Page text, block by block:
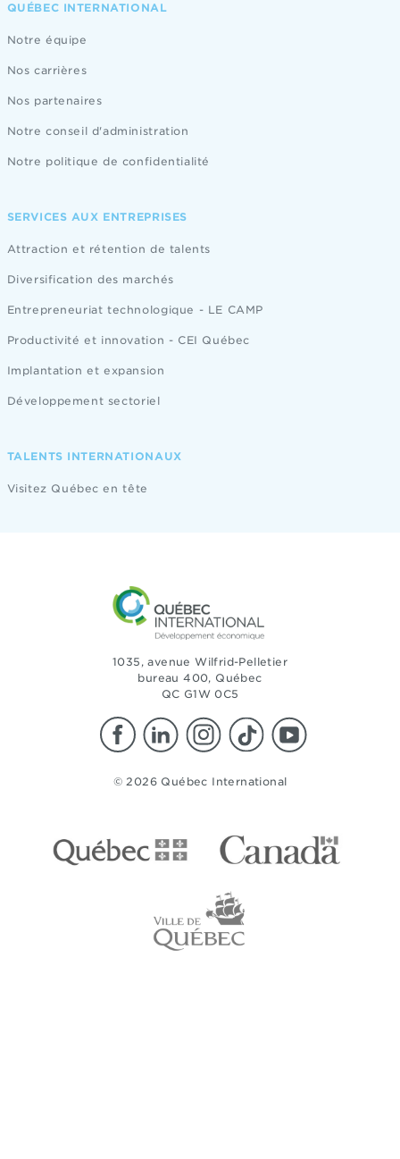
QUÉBEC INTERNATIONAL
Notre équipe
Nos carrières
Nos partenaires
Notre conseil d'administration
Notre politique de confidentialité
SERVICES AUX ENTREPRISES
Attraction et rétention de talents
Diversification des marchés
Entrepreneuriat technologique - LE CAMP
Productivité et innovation - CEI Québec
Implantation et expansion
Développement sectoriel
TALENTS INTERNATIONAUX
Visitez Québec en tête
1035, avenue Wilfrid-Pelletier
bureau 400, Québec
QC G1W 0C5
© 2026 Québec International